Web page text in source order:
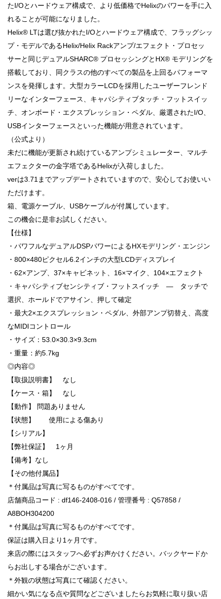
たI/Oとハードウェア構成で、より低価格でHelixのパワーを手に入
れることが可能になりました。
Helix® LTは選び抜かれたI/Oとハードウェア構成で、フラッグシッ
プ・モデルであるHelix/Helix Rackアンプ/エフェクト・プロセッ
サーと同じデュアルSHARC® プロセッシングとHX® モデリングを
搭載しており、同クラスの他のすべての製品を上回るパフォーマ
ンスを発揮します。大型カラーLCDを採用したユーザーフレンド
リーなインターフェース、キャパシティブタッチ・フットスイッ
チ、オンボード・エクスプレッション・ペダル、厳選されたI/O、
USBインターフェースといった機能が用意されています。
（公式より）
未だに機能が更新され続けているアンプシミュレーター、マルチ
エフェクターの金字塔であるHelixが入荷しました。
verは3.71までアップデートされていますので、安心してお使いい
ただけます。
箱、電源ケーブル、USBケーブルが付属しています。
この機会に是非お試しください。
【仕様】
・パワフルなデュアルDSPパワーによるHXモデリング・エンジン
・800×480ピクセル6.2インチの大型LCDディスプレイ
・62×アンプ、37×キャビネット、16×マイク、104×エフェクト
・キャパシティブセンシティブ・フットスイッチ ― タッチで
選択、ホールドでアサイン、押して確定
・最大2×エクスプレッション・ペダル、外部アンプ切替え、高度
なMIDIコントロール
・サイズ：53.0×30.3×9.3cm
・重量：約5.7kg
◎内容◎
【取扱説明書】 なし
【ケース・箱】 なし
【動作】 問題ありません
【状態】 使用による傷あり
【シリアル】
【弊社保証】 1ヶ月
【備考】なし
【その他付属品】
＊付属品は写真に写るものがすべてです。
店舗商品コード : df146-2408-016 / 管理番号 : Q57858 /
A8BOH304200
＊付属品は写真に写るものがすべてです。
保証は購入日より1ヶ月です。
来店の際にはスタッフへ必ずお声かけください。バックヤードか
らお出しする場合がございます。
＊外観の状態は写真にて確認ください。
細かい気になる点や質問などございましたらお気軽に取り扱い店